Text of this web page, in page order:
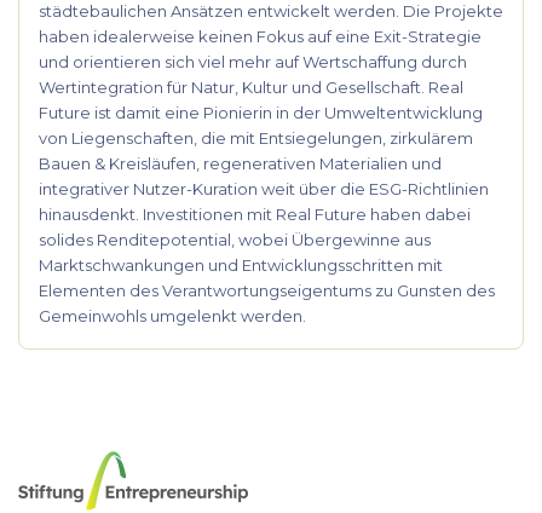
städtebaulichen Ansätzen entwickelt werden. Die Projekte
haben idealerweise keinen Fokus auf eine Exit-Strategie
und orientieren sich viel mehr auf Wertschaffung durch
Wertintegration für Natur, Kultur und Gesellschaft. Real
Future ist damit eine Pionierin in der Umweltentwicklung
von Liegenschaften, die mit Entsiegelungen, zirkulärem
Bauen & Kreisläufen, regenerativen Materialien und
integrativer Nutzer-Kuration weit über die ESG-Richtlinien
hinausdenkt. Investitionen mit Real Future haben dabei
solides Renditepotential, wobei Übergewinne aus
Marktschwankungen und Entwicklungsschritten mit
Elementen des Verantwortungseigentums zu Gunsten des
Gemeinwohls umgelenkt werden.